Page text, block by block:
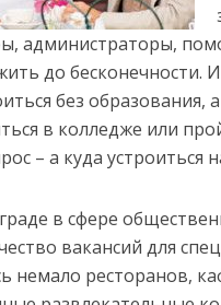
администраторы,
до бесконечности.
без образования,
в колледже или
– а куда устроиться
в сфере
вакансий для
немало ресторанов,